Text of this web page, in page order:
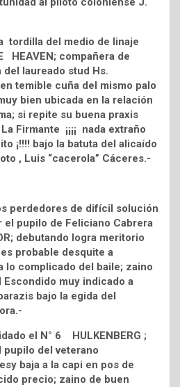
tordilla del medio de linaje
HEAVEN; compañera de
laureado stud Hs.
temible cuña del mismo palo
bien ubicada en la relación
si repite su buena praxis
Firmante ¡¡¡¡ nada extraño
¡!!!! bajo la batuta del alicaído
, Luis “cacerola” Cáceres.-
perdedores de difícil solución
el pupilo de Feliciano Cabrera
debutando logra meritorio
probable desquite a
lo complicado del baile; zaino
muy indicado a
bajo la egida del
el N° 6 HULKENBERG ;
pupilo del veterano
baja a la capi en pos de
precio; zaino de buen